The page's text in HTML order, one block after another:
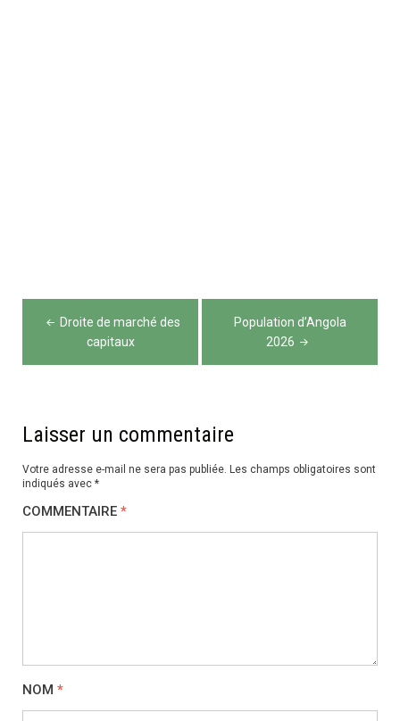
Navigation
Droite de marché des
capitaux
Population d’Angola
2026
Laisser un commentaire
Votre adresse e-mail ne sera pas publiée. Les champs obligatoires sont
indiqués avec *
COMMENTAIRE *
NOM *